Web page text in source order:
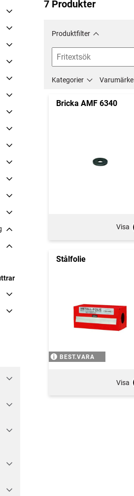
7 Produkter
Produktfilter
Kategorier Varumärke
Bricka AMF 6340
Visa
Stålfolie
BEST.VARA
Visa